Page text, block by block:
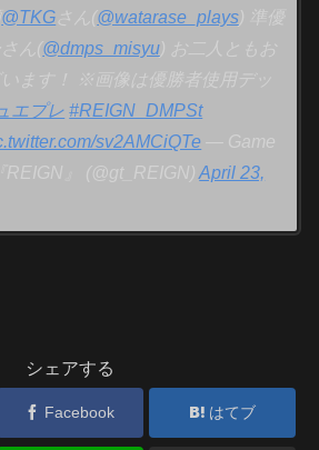
@TKG さん(@watarase_plays ) 準優
ん(@dmps_misyu ) お二人ともお
ます！ ※画像は優勝者使用デッ
エプレ #REIGN_DMPSt
sv2AMCiQTe — Game
REIGN』 (@gt_REIGN)April 23,
シェアする
Facebook はてブ